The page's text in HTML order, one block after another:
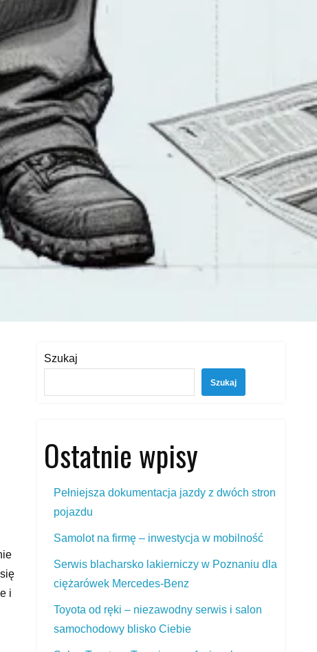
i
Szukaj
Szukaj
Ostatnie wpisy
Pełniejsza dokumentacja jazdy z dwóch stron
pojazdu
Samolot na firmę – inwestycja w mobilność
Serwis blacharsko lakierniczy w Poznaniu dla
ciężarówek Mercedes‑Benz
Toyota od ręki – niezawodny serwis i salon
samochodowy blisko Ciebie